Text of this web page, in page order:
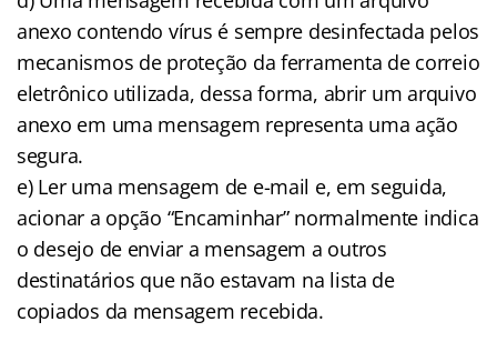
anexo contendo vírus é sempre desinfectada pelos
mecanismos de proteção da ferramenta de correio
eletrônico utilizada, dessa forma, abrir um arquivo
anexo em uma mensagem representa uma ação
segura.
e) Ler uma mensagem de e-mail e, em seguida,
acionar a opção “Encaminhar” normalmente indica
o desejo de enviar a mensagem a outros
destinatários que não estavam na lista de
copiados da mensagem recebida.